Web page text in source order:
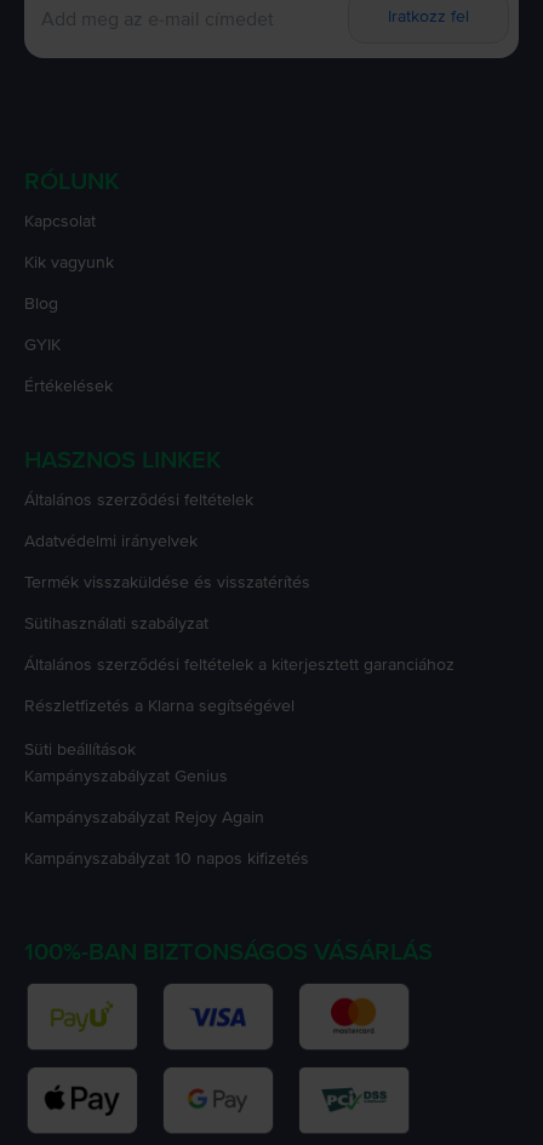
Iratkozz fel
RÓLUNK
Kapcsolat
Kik vagyunk
Blog
GYIK
Értékelések
HASZNOS LINKEK
Általános szerződési feltételek
Adatvédelmi irányelvek
Termék visszaküldése és visszatérítés
Sütihasználati szabályzat
Általános szerződési feltételek a kiterjesztett garanciához
Részletfizetés a Klarna segítségével
Süti beállítások
Kampányszabályzat Genius
Kampányszabályzat Rejoy Again
Kampányszabályzat 10 napos kifizetés
100%-BAN BIZTONSÁGOS VÁSÁRLÁS